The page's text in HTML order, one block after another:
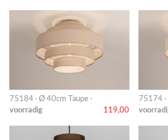
75184 · Ø 40cm Taupe ·
voorradig
119,00
75174